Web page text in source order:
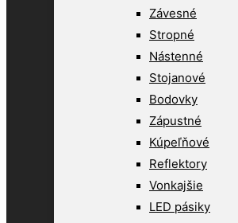
Závesné
Stropné
Nástenné
Stojanové
Bodovky
Zápustné
Kúpeľňové
Reflektory
Vonkajšie
LED pásiky